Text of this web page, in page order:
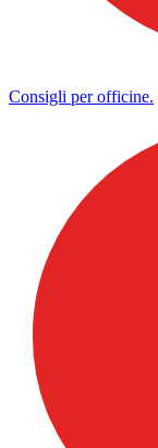
Consigli per officine.